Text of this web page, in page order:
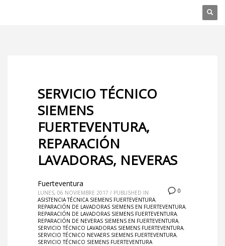
SERVICIO TÉCNICO
SIEMENS
FUERTEVENTURA,
REPARACIÓN
LAVADORAS, NEVERAS
0
Fuerteventura
LUNES, 06 NOVIEMBRE 2017 / PUBLISHED IN
ASISTENCIA TÉCNICA SIEMENS FUERTEVENTURA,
REPARACIÓN DE LAVADORAS SIEMENS EN FUERTEVENTURA,
REPARACIÓN DE LAVADORAS SIEMENS FUERTEVENTURA,
REPARACIÓN DE NEVERAS SIEMENS EN FUERTEVENTURA,
SERVICIO TÉCNICO LAVADORAS SIEMENS FUERTEVENTURA,
SERVICIO TÉCNICO NEVAERS SIEMENS FUERTEVENTURA,
SERVICIO TÉCNICO SIEMENS FUERTEVENTURA